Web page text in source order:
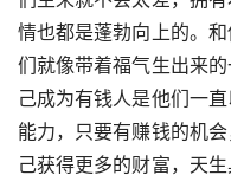
情也都是蓬勃向上的。
们就像带着福气生出来
己成为有钱人是他们一
能力，只要有赚钱的机
己获得更多的财富，天